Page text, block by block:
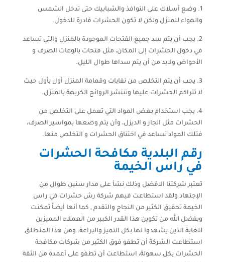
1. وضع أسلاك على النوافذ والشبابيك حتى تدخل الشمس
والهواء للمنزل ولكن لا تكون الحشرات قادرة للدخول.
2. يجب أن يتم سد جميع الفتحات الموجودة بالمنزل والتي تساعد
في دخول الحشرات إلى المكان، مثل فتحات بالوعات الصرف و
الأحواض ولابد من أن يتم سداها طوال الليل.
3. يجب أن يتم التخلص من نفايات وقمامة المنزل أول بأول حيث
لا تتراكم الحشرات عليها وتنتشر الروائح الكريهة بالمنزل.
4. يجب استخدام بعض المواد التي تعمل على التخلص من
الحشرات مثل الجاز و الديزل، وأن يتم وضعها بمواسير الصرف،
فتلك المواد تساعد في اختناق الحشرات و التخلص منها.
رقم البلدية مكافحة الحشرات
في راس الخيمة
تعتبر شركتنا الافضل وذلك نشأ على مدار سنين طوال من
الإجتهاد ولقد استطاعت فيهم شركة رش حشرات في راس
الخيمة تحقيق الكثير من النجاح والتقدم , كما أنها أيضاً تمكنت
وبفضل الله من تكوين هذا القدر الكبير من العملاء المميزين
للغاية الذين يشهدوا لها بكل التميز والبراعة. ومن هذا المنطلق
استطاعت الشركة أن تطفو فوق الكثير من شركات مكافحة
الحشرات بكل سهولة، استطاعت أن تطفو على أعمدة من الثقة